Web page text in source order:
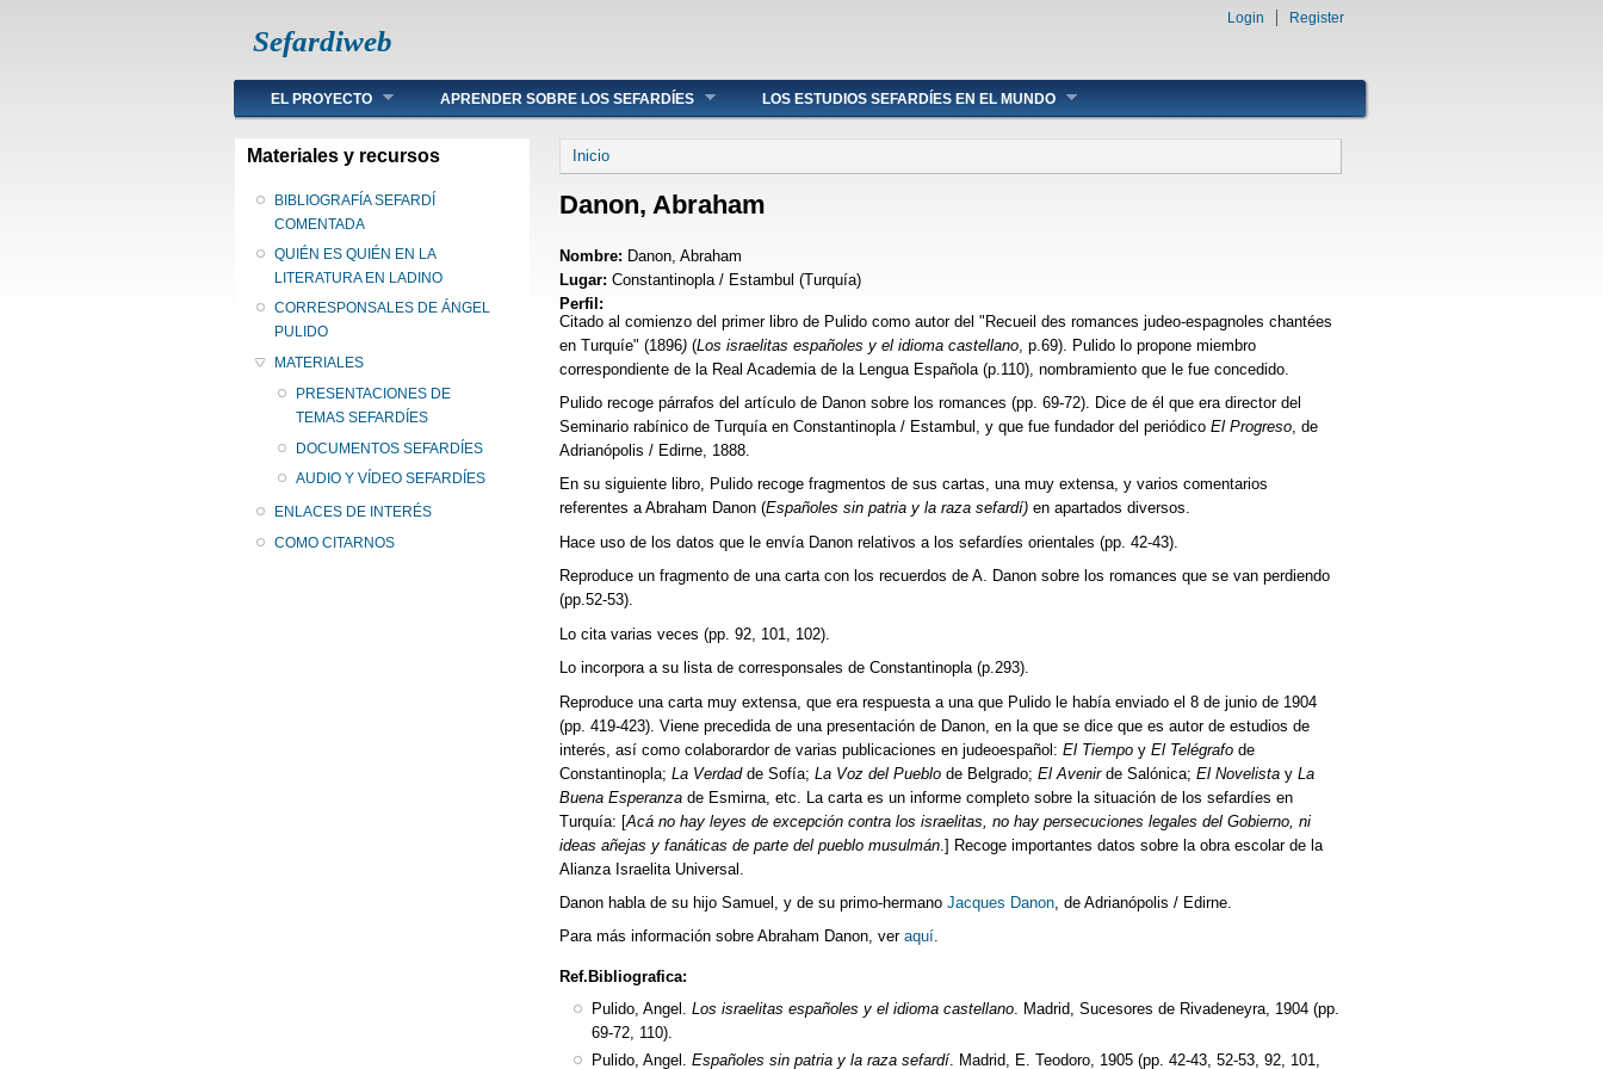
Sefardiweb
Login Register
Main menu
EL PROYECTO APRENDER SOBRE LOS SEFARDÍES LOS ESTUDIOS SEFARDÍES EN EL MUNDO
Materiales y recursos
BIBLIOGRAFÍA SEFARDÍ
COMENTADA
QUIÉN ES QUIÉN EN LA
LITERATURA EN LADINO
CORRESPONSALES DE ÁNGEL
PULIDO
MATERIALES
PRESENTACIONES DE
TEMAS SEFARDÍES
DOCUMENTOS SEFARDÍES
AUDIO Y VÍDEO SEFARDÍES
ENLACES DE INTERÉS
COMO CITARNOS
Se encuentra usted aquí
Inicio
Danon, Abraham
Nombre: Danon, Abraham
Lugar: Constantinopla / Estambul (Turquía)
Perfil:
Citado al comienzo del primer libro de Pulido como autor del "Recueil des romances judeo-espagnoles chantées
en Turquíe" (1896) (Los israelitas españoles y el idioma castellano , p.69). Pulido lo propone miembro
correspondiente de la Real Academia de la Lengua Española (p.110), nombramiento que le fue concedido.
Pulido recoge párrafos del artículo de Danon sobre los romances (pp. 69-72). Dice de él que era director del
Seminario rabínico de Turquía en Constantinopla / Estambul, y que fue fundador del periódico El Progreso , de
Adrianópolis / Edirne, 1888.
En su siguiente libro, Pulido recoge fragmentos de sus cartas, una muy extensa, y varios comentarios
referentes a Abraham Danon (Españoles sin patria y la raza sefardí) en apartados diversos.
Hace uso de los datos que le envía Danon relativos a los sefardíes orientales (pp. 42-43).
Reproduce un fragmento de una carta con los recuerdos de A. Danon sobre los romances que se van perdiendo
(pp.52-53).
Lo cita varias veces (pp. 92, 101, 102).
Lo incorpora a su lista de corresponsales de Constantinopla (p.293).
Reproduce una carta muy extensa, que era respuesta a una que Pulido le había enviado el 8 de junio de 1904
(pp. 419-423). Viene precedida de una presentación de Danon, en la que se dice que es autor de estudios de
interés, así como colaborardor de varias publicaciones en judeoespañol: El Tiempo y El Telégrafo de
Constantinopla; La Verdadde Sofía; La Voz del Pueblo de Belgrado; El Avenirde Salónica; El Novelista y La
Buena Esperanza de Esmirna, etc. La carta es un informe completo sobre la situación de los sefardíes en
Turquía: [Acá no hay leyes de excepción contra los israelitas, no hay persecuciones legales del Gobierno, ni
ideas añejas y fanáticas de parte del pueblo musulmán .] Recoge importantes datos sobre la obra escolar de la
Alianza Israelita Universal.
Danon habla de su hijo Samuel, y de su primo-hermano Jacques Danon, de Adrianópolis / Edirne.
Para más información sobre Abraham Danon, ver aquí.
Ref.Bibliografica:
Pulido, Angel. Los israelitas españoles y el idioma castellano. Madrid, Sucesores de Rivadeneyra, 1904 (pp.
69-72, 110).
Pulido, Angel. Españoles sin patria y la raza sefardí. Madrid, E. Teodoro, 1905 (pp. 42-43, 52-53, 92, 101,